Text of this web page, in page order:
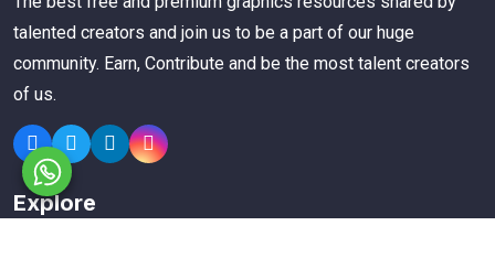
talented creators and join us to be a part of our huge
community. Earn, Contribute and be the most talent creators
of us.
Explore